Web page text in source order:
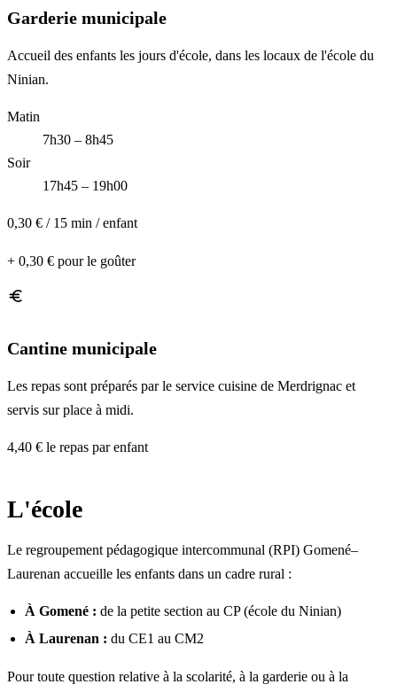
Garderie municipale
Accueil des enfants les jours d'école, dans les locaux de l'école du
Ninian.
Matin
7h30 – 8h45
Soir
17h45 – 19h00
0,30 € / 15 min / enfant
+ 0,30 € pour le goûter
Cantine municipale
Les repas sont préparés par le service cuisine de Merdrignac et
servis sur place à midi.
4,40 € le repas par enfant
L'école
Le regroupement pédagogique intercommunal (RPI) Gomené–
Laurenan accueille les enfants dans un cadre rural :
À Gomené : de la petite section au CP (école du Ninian)
À Laurenan : du CE1 au CM2
Pour toute question relative à la scolarité, à la garderie ou à la